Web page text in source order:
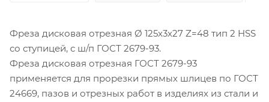
Фреза дисковая отрезная Ø 125х3х27 Z=48 тип 2 HSS
со ступицей, с ш/п ГОСТ 2679-93.
Фреза дисковая отрезная ГОСТ 2679-93
применяется для прорезки прямых шлицев по ГОСТ
24669, пазов и отрезных работ в изделиях из стали и